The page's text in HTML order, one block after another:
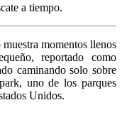
a tiempo.
momentos llenos
reportado como
caminando solo sobre
uno de los parques
Unidos.